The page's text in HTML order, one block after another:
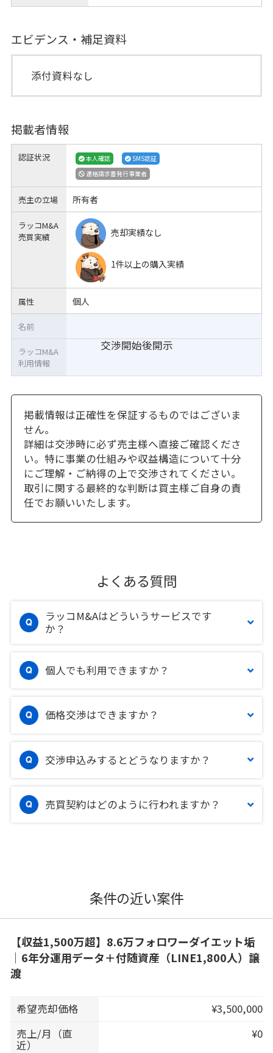
エビデンス・補足資料
添付資料なし
掲載者情報
認証状況 本人確認
SMS認証
適格請求書発行事業者
売主の立場 所有者
ラッコM&A
売買実績
売却実績なし
1件以上の購入実績
属性 個人
交渉開始後開示
名前
ラッコM&A
利用情報
掲載情報は正確性を保証するものではございま
せん。
詳細は交渉時に必ず売主様へ直接ご確認くださ
い。特に事業の仕組みや収益構造について十分
にご理解・ご納得の上で交渉されてください。
取引に関する最終的な判断は買主様ご自身の責
任でお願いいたします。
よくある質問
ラッコM&Aはどういうサービスです
か？
個人でも利用できますか？
価格交渉はできますか？
交渉申込みするとどうなりますか？
売買契約はどのように行われますか？
条件の近い案件
【収益1,500万超】8.6万フォロワーダイエット垢
｜6年分運用データ＋付随資産（LINE1,800人）譲
渡
希望売却価格
¥3,500,000
売上/月（直
近）
¥0